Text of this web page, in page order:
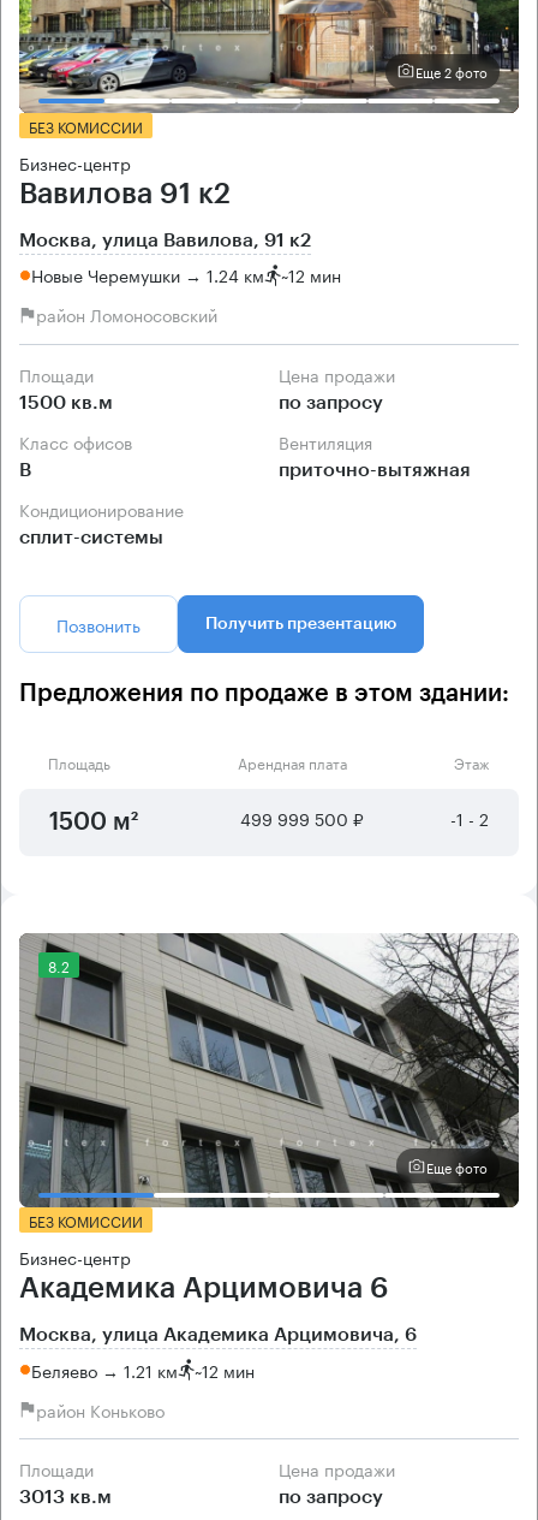
Еще 2 фото
БЕЗ КОМИССИИ
Бизнес-центр
Вавилова 91 к2
Москва, улица Вавилова, 91 к2
Новые Черемушки → 1.24 км ~12 мин
район Ломоносовский
Площади
1500 кв.м
Цена продажи
по запросу
Класс офисов
B
Вентиляция
приточно-вытяжная
Кондиционирование
сплит-системы
Позвонить Получить презентацию
Предложения по продаже в этом здании:
Площадь Арендная плата Этаж
1500 м² 499 999 500 ₽ -1 - 2
8.2
Еще фото
БЕЗ КОМИССИИ
Бизнес-центр
Академика Арцимовича 6
Москва, улица Академика Арцимовича, 6
Беляево → 1.21 км ~12 мин
район Коньково
Площади
3013 кв.м
Цена продажи
по запросу